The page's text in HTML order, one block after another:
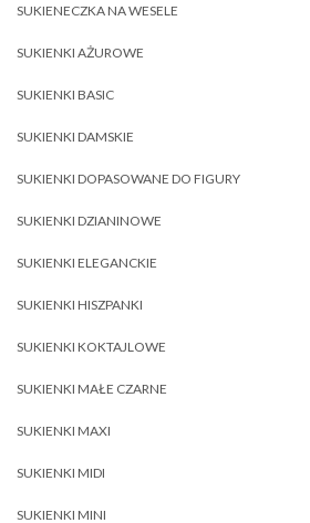
SUKIENECZKA NA WESELE
SUKIENKI AŻUROWE
SUKIENKI BASIC
SUKIENKI DAMSKIE
SUKIENKI DOPASOWANE DO FIGURY
SUKIENKI DZIANINOWE
SUKIENKI ELEGANCKIE
SUKIENKI HISZPANKI
SUKIENKI KOKTAJLOWE
SUKIENKI MAŁE CZARNE
SUKIENKI MAXI
SUKIENKI MIDI
SUKIENKI MINI